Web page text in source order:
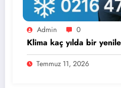
Admin 0
Klima kaç yılda bir
Temmuz 11, 2026